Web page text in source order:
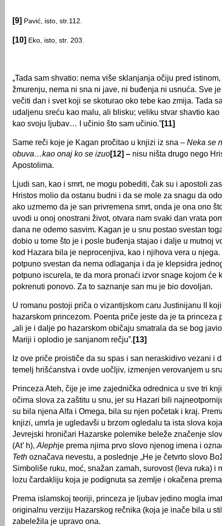
[9] Pavić, isto, str.112.
[10] Eko, isto, str. 203.
„Tada sam shvatio: nema više sklanjanja očiju pred
žmurenju, nema ni sna ni jave, ni buđenja ni usnuća. Sve
večiti dan i svet koji se skoturao oko tebe kao zmija. Tada
udaljenu sreću kao malu, ali blisku; veliku stvar shavtio kao
kao svoju ljubav… I učinio što sam učinio.”[11]
Same reči koje je Kagan pročitao u knjizi iz sna – Neka se
obuva…kao onaj ko se izuo[12] – nisu ništa drugo nego
Apostolima.
Ljudi san, kao i smrt, ne mogu pobediti, čak su i apostoli
Hristos molio da ostanu budni i da se mole za snagu da
ako uzmemo da je san privremena smrt, onda je ona ono
uvodi u onoj onostrani život, otvara nam svaki dan vrata
dana ne odemo sasvim. Kagan je u snu postao svestan
dobio u tome što je i posle buđenja stajao i dalje u mutnoj
kod Hazara bila je neprocenjiva, kao i njihova vera u
potpuno svestan da nema odlaganja i da je klepsidra
potpuno iscurela, te da mora pronaći izvor snage kojom će
pokrenuti ponovo. Za to saznanje san mu je bio dovoljan.
U romanu postoji priča o vizantijskom caru Justinijanu II
hazarskom princezom. Poenta priče jeste da je ta princeza
„ali je i dalje po hazarskom običaju smatrala da se bog
Mariji i oplodio je sanjanom rečju”.[13]
Iz ove priče proističe da su spas i san neraskidivo vezani i
temelj hrišćanstva i ovde uočljiv, izmenjen verovanjem u
Princeza Ateh, čije je ime zajednička odrednica u sve tri
očima slova za zaštitu u snu, jer su Hazari bili
su bila njena Alfa i Omega, bila su njen početak i kraj.
knjizi, umrla je ugledavši u brzom ogledalu ta ista slova
Jevrejski hroničari Hazarske polemike beleže značenje
(At’ h), Alephje prema njima prvo slovo njenog imena i
Teth označava nevestu, a poslednje „He je četvrto slovo
Simboliše ruku, moć, snažan zamah, surovost (leva ruka) i
lozu čardakliju koja je podignuta sa zemlje i okačena prema
Prema islamskoj teoriji, princeza je ljubav jedino mogla
originalnu verziju Hazarskog rečnika (koja je inače bila u
zabeležila je upravo ona.